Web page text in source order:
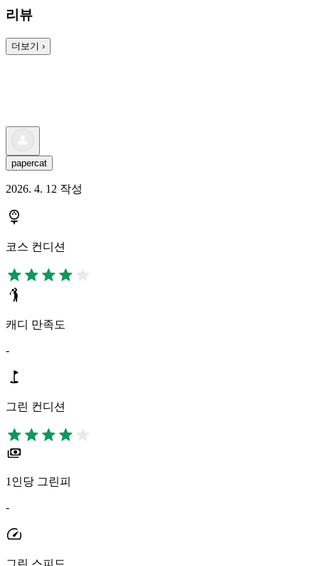
리뷰
더보기 ›
papercat
2026. 4. 12 작성
코스 컨디션
캐디 만족도
-
그린 컨디션
1인당 그린피
-